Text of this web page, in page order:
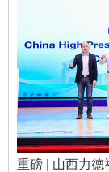
重磅 | 山西力德